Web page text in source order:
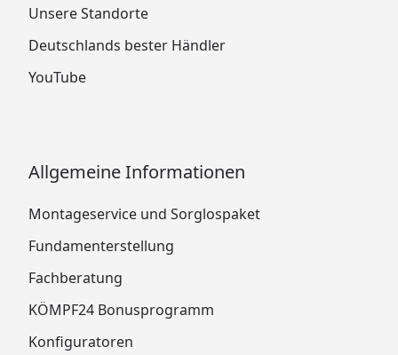
Unsere Standorte
Deutschlands bester Händler
YouTube
Allgemeine Informationen
Montageservice und Sorglospaket
Fundamenterstellung
Fachberatung
KÖMPF24 Bonusprogramm
Konfiguratoren